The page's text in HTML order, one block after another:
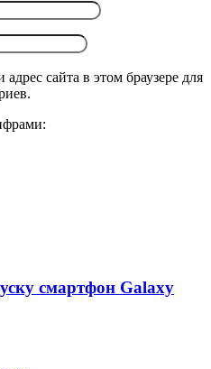
сайта в этом браузере для
смартфон Galaxy